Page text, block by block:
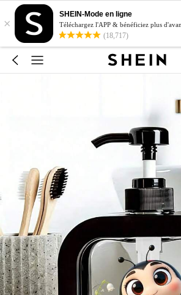
×
SHEIN-Mode en ligne
Téléchargez l'APP & bénéficiez plus
(18,717)